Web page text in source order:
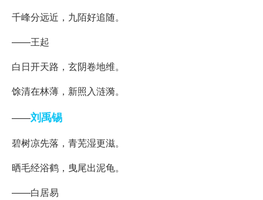
千峰分远近，九陌好追随。
——王起
白日开天路，玄阴卷地维。
馀清在林薄，新照入涟漪。
——刘禹锡
碧树凉先落，青芜湿更滋。
晒毛经浴鹤，曳尾出泥龟。
——白居易